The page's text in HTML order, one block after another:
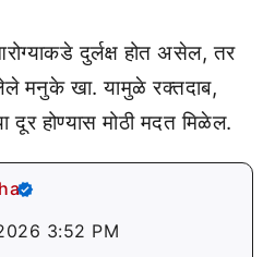
दुर्लक्ष होत असेल, तर
मनुके खा. यामुळे रक्तदाब,
होण्यास मोठी मदत मिळेल.
3:52 PM